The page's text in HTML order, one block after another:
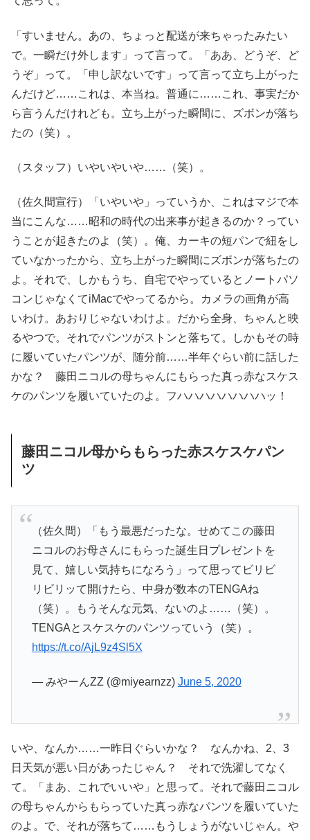
「すいません。あの、ちょっと配送が来ちゃったみたい
で。一瞬だけ外します」って言って。「ああ、どうぞ、ど
うぞ」って。「申し訳ないです」って言って立ち上がった
んだけど……これは、本当ね。普通に……これ、事実だか
ら言うんだけれども。立ち上がった瞬間に、ズボンが落ち
たの（笑）。
（スタッフ）いやいやいや……（笑）。
（佐久間宣行）「いやいや」っていうか、これはマジで本
当にこんな……昭和の時代の出来事が起きるのか？ってい
うことが起きたのよ（笑）。俺、カーキの短パンで紐をし
ていなかったから、立ち上がった瞬間にズボンが落ちたの
よ。それで、しかもうち、自宅でやっているとノートパソ
コンじゃなくてiMacでやってるから。カメラの画角が高
いわけ。あおりじゃないわけよ。だから全身、ちゃんと映
るやつで。それでパンツがストンと落ちて。しかもその時
に履いていたパンツが、随分前……半年ぐらい前に話した
かな？ 藤田ニコルの母ちゃんにもらった真っ赤なスケス
ケのパンツを履いていたのよ。フハハハハハハハハッ！
藤田ニコル母からもらった赤スケスケパン
ツ
（佐久間）「もう最悪だったな。せめてこの藤田
ニコルのお母さんにもらった誕生日プレゼントを
見て、嬉しい気持ちになろう」って思ってビリビ
リビリッて開けたら、中身が数本のTENGAね
（笑）。もうそんな元気、ないのよ……（笑）。
TENGAとスケスケのパンツっていう（笑）。
https://t.co/AjL9z4Sl5X
— みやーんZZ (@miyearnzz) June 5, 2020
いや、なんか……一昨日ぐらいかな？ なんかね、2、3
日天気が悪い日があったじゃん？ それで洗濯してなく
て。「まあ、これでいいや」と思って。それで藤田ニコル
の母ちゃんからもらっていた真っ赤なパンツを履いていた
のよ。で、それが落ちて……もうしょうがないじゃん。や